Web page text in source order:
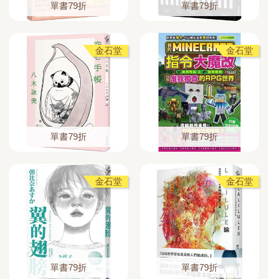
單書79折 單書79折
金石堂
單書79折
金石堂
單書79折
金石堂
單書79折
金石堂
單書79折